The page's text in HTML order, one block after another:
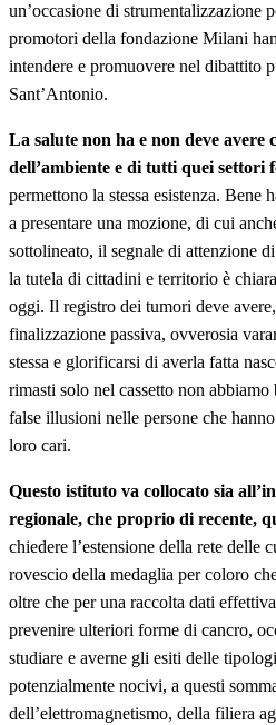
un’occasione di strumentalizzazione
promotori della fondazione Milani
intendere e promuovere nel dibattito
Sant’Antonio.
La salute non ha e non deve avere
dell’ambiente e di tutti quei settori
permettono la stessa esistenza. Bene
a presentare una mozione, di cui
sottolineato, il segnale di attenzione
la tutela di cittadini e territorio è
oggi. Il registro dei tumori deve
finalizzazione passiva, ovverosia
stessa e glorificarsi di averla fatta
rimasti solo nel cassetto non
false illusioni nelle persone che
loro cari.
Questo istituto va collocato sia
regionale, che proprio di recente,
chiedere l’estensione della rete delle
rovescio della medaglia per coloro
oltre che per una raccolta dati
prevenire ulteriori forme di cancro,
studiare e averne gli esiti delle
potenzialmente nocivi, a questi
dell’elettromagnetismo, della filiera